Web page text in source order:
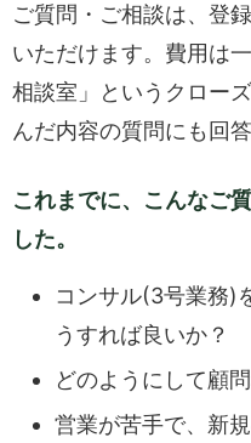
ご質問・ご相談は、登
いただけます。費用は
相談室」というクロー
んだ内容の質問にも回答
これまでに、こんなご
した。
コンサル(3号業務)
うすれば良いか？
どのようにして顧
営業が苦手で、新